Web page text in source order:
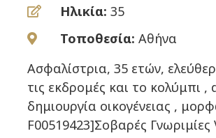
Ηλικία: 35
Τοποθεσία: Αθήνα
Ασφαλίστρια, 35 ετών,
τις εκδρομές και το κολύμπι
δημιουργία οικογένειας ,
F00519423]Σοβαρές